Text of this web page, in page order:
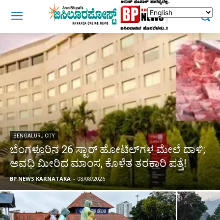
BENGALURU CITY
ಬೆಂಗಳೂರಿನ 26 ಸ್ಟಾರ್‌ ಹೋಟೆಲ್‌ಗಳ ಮೇಲೆ ದಾಳಿ;
ಅವಧಿ ಮೀರಿದ ಮಾಂಸ, ಕೊಳೆತ ತರಕಾರಿ ಪತ್ತೆ!
BP NEWS KARNATAKA - 08/08/2026